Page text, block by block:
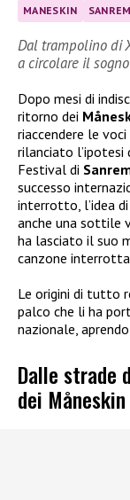
MANESKIN
Dal trampolino di
a circolare il
Dopo mesi di
ritorno dei
riaccendere le
rilanciato l’ipotesi
Festival di
successo
interrotto, l’idea
anche una sottile
ha lasciato il suo
canzone
Le origini di tutto
palco che li ha
nazionale,
Dalle strade
dei